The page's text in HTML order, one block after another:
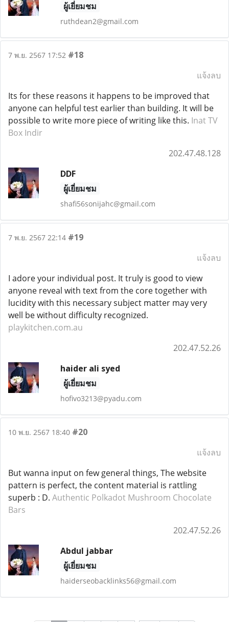
ผู้เยี่ยมชม
ruthdean2@gmail.com
7 พ.ย. 2567 17:52 #18
แจ้งลบ
Its for these reasons it happens to be improved that
anyone can helpful test earlier than building. It will be
possible to write more piece of writing like this. Inat TV
Box Indir
202.47.48.128
DDF
ผู้เยี่ยมชม
shafi56sonijahc@gmail.com
7 พ.ย. 2567 22:14 #19
แจ้งลบ
I adore your individual post. It truly is good to view
anyone reveal with text from the core together with
lucidity with this necessary subject matter may very
well be without difficulty recognized.
playkitchen.com.au
202.47.52.26
haider ali syed
ผู้เยี่ยมชม
hofivo3213@pyadu.com
10 พ.ย. 2567 18:40 #20
แจ้งลบ
But wanna input on few general things, The website
pattern is perfect, the content material is rattling
superb : D. Authentic Polkadot Mushroom Chocolate
Bars
202.47.52.26
Abdul jabbar
ผู้เยี่ยมชม
haiderseobacklinks56@gmail.com